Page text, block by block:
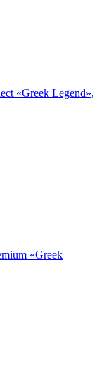
«Greek Legend»,
«Greek